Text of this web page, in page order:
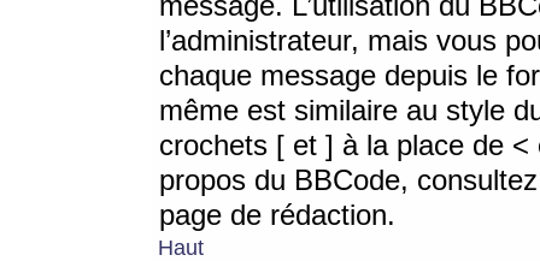
l’administrateur, mais vous
chaque message depuis le
même est similaire au style
crochets [ et ] à la place de <
propos du BBCode,
page de rédaction.
Haut